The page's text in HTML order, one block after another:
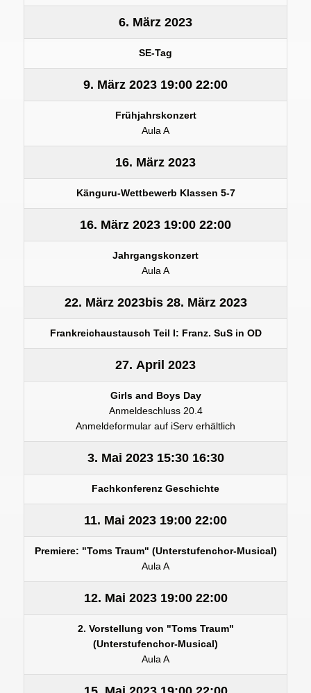
6. März 2023
SE-Tag
9. März 2023 19:00 22:00
Frühjahrskonzert
Aula A
16. März 2023
Känguru-Wettbewerb Klassen 5-7
16. März 2023 19:00 22:00
Jahrgangskonzert
Aula A
22. März 2023bis 28. März 2023
Frankreichaustausch Teil I: Franz. SuS in OD
27. April 2023
Girls and Boys Day
Anmeldeschluss 20.4
Anmeldeformular auf iServ erhältlich
3. Mai 202315:30 16:30
Fachkonferenz Geschichte
11. Mai 2023 19:00 22:00
Premiere: "Toms Traum" (Unterstufenchor-Musical)
Aula A
12. Mai 202319:00 22:00
2. Vorstellung von "Toms Traum"
(Unterstufenchor-Musical)
Aula A